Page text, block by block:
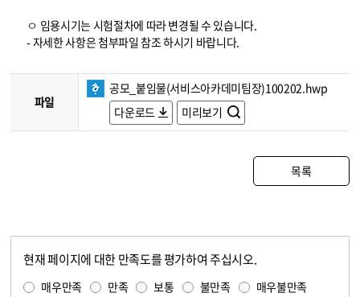
ㅇ 임용시기는 시험절차에 따라 변경될 수 있습니다.
- 자세한 사항은 첨부파일 참조 하시기 바랍니다.
파일
공모_붙임물(서비스아카데미팀장)100202.hwp
다운로드
미리보기
목록
현재 페이지에 대한 만족도를 평가하여 주십시오.
매우만족 만족 보통 불만족 매우불만족